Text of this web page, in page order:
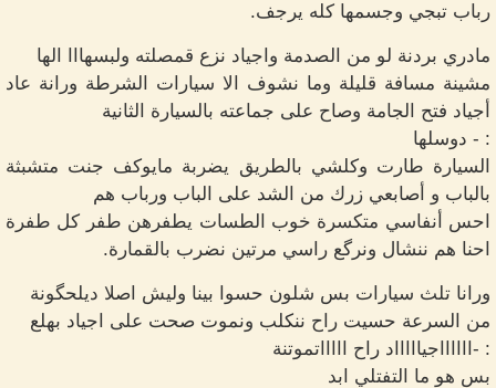
رباب تبجي وجسمها كله يرجف.
مادري بردنة لو من الصدمة واجياد نزع قمصلته ولبسهااا الها
مشينة مسافة قليلة وما نشوف الا سيارات الشرطة ورانة عاد
أجياد فتح الجامة وصاح على جماعته بالسيارة الثانية
: - دوسلها
السيارة طارت وكلشي بالطريق يضربة مايوكف جنت متشبثة
بالباب و أصابعي زرك من الشد على الباب ورباب هم
احس أنفاسي متكسرة خوب الطسات يطفرهن طفر كل طفرة
احنا هم ننشال ونرگع راسي مرتين نضرب بالقمارة.
ورانا تلث سيارات بس شلون حسوا بينا وليش اصلا ديلحگونة
من السرعة حسيت راح ننكلب ونموت صحت على اجياد بهلع
: -ااااااجياااااد راح اااااتموتنة
بس هو ما التفتلي ابد